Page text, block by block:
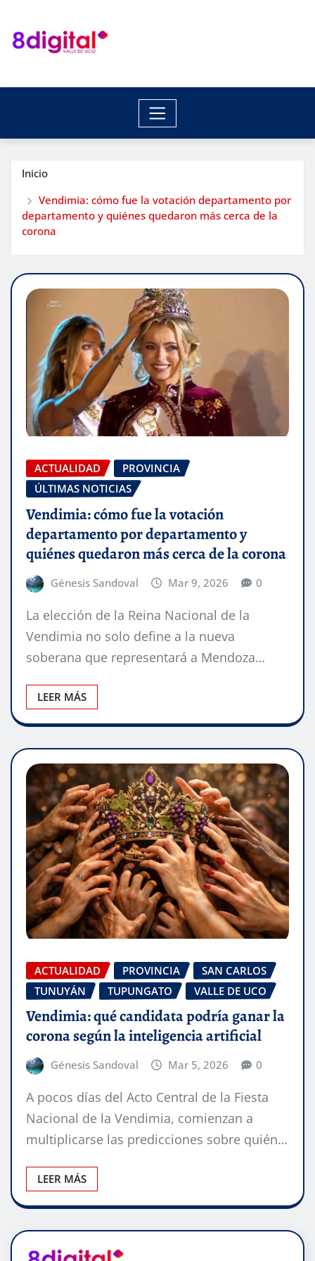
contenido
Inicio
Vendimia: cómo fue la votación departamento por
departamento y quiénes quedaron más cerca de la
corona
ACTUALIDAD
PROVINCIA
ÚLTIMAS NOTICIAS
Vendimia: cómo fue la votación
departamento por departamento y
quiénes quedaron más cerca de la corona
Génesis Sandoval Mar 9, 2026 0
La elección de la Reina Nacional de la
Vendimia no solo define a la nueva
soberana que representará a Mendoza…
LEER MÁS
ACTUALIDAD PROVINCIA
SAN CARLOS
TUNUYÁN
TUPUNGATO VALLE DE UCO
Vendimia: qué candidata podría ganar la
corona según la inteligencia artificial
Génesis Sandoval Mar 5, 2026 0
A pocos días del Acto Central de la Fiesta
Nacional de la Vendimia, comienzan a
multiplicarse las predicciones sobre quién…
LEER MÁS